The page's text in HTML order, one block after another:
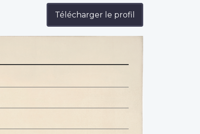
Télécharger le profil